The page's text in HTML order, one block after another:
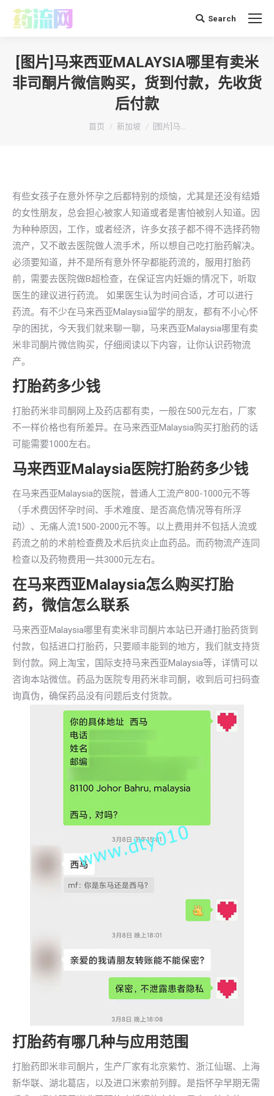
搜 Search
[图片]马来西亚MALAYSIA哪里有卖米
非司酮片微信购买，货到付款，先收货
后付款
你在这里：
首页 新加坡 [图片]马…
有些女孩子在意外怀孕之后都特别的烦恼，尤其是还没有结婚
的女性朋友，总会担心被家人知道或者是害怕被别人知道。因
为种种原因，工作，或者经济，许多女孩子都不得不选择药物
流产，又不敢去医院做人流手术，所以想自己吃打胎药解决。
必须要知道，并不是所有意外怀孕都能药流的，服用打胎药
前，需要去医院做B超检查，在保证宫内妊娠的情况下，听取
医生的建议进行药流。 如果医生认为时间合适，才可以进行
药流。有不少在马来西亚Malaysia留学的朋友，都有不小心怀
孕的困扰，今天我们就来聊一聊，马来西亚Malaysia哪里有卖
米非司酮片微信购买，仔细阅读以下内容，让你认识药物流
产。
打胎药多少钱
打胎药米非司酮网上及药店都有卖，一般在500元左右，厂家
不一样价格也有所差异。在马来西亚Malaysia购买打胎药的话
可能需要1000左右。
马来西亚Malaysia医院打胎药多少钱
在马来西亚Malaysia的医院，普通人工流产800-1000元不等
（手术费因怀孕时间、手术难度、是否高危情况等有所浮
动）、无痛人流1500-2000元不等。以上费用并不包括人流或
药流之前的术前检查费及术后抗炎止血药品。而药物流产连同
检查以及药物费用一共3000元左右。
在马来西亚Malaysia怎么购买打胎
药，微信怎么联系
马来西亚Malaysia哪里有卖米非司酮片本站已开通打胎药货到
付款，包括进口打胎药，只要顺丰能到的地方，我们就支持货
到付款。网上淘宝，国际支持马来西亚Malaysia等，详情可以
咨询本站微信。药品为医院专用药米非司酮，收到后可扫码查
询真伪，确保药品没有问题后支付货款。
打胎药有哪几种与应用范围
打胎药即米非司酮片，生产厂家有北京紫竹、浙江仙琚、上海
新华联、湖北葛店，以及进口米索前列醇。是指怀孕早期无需